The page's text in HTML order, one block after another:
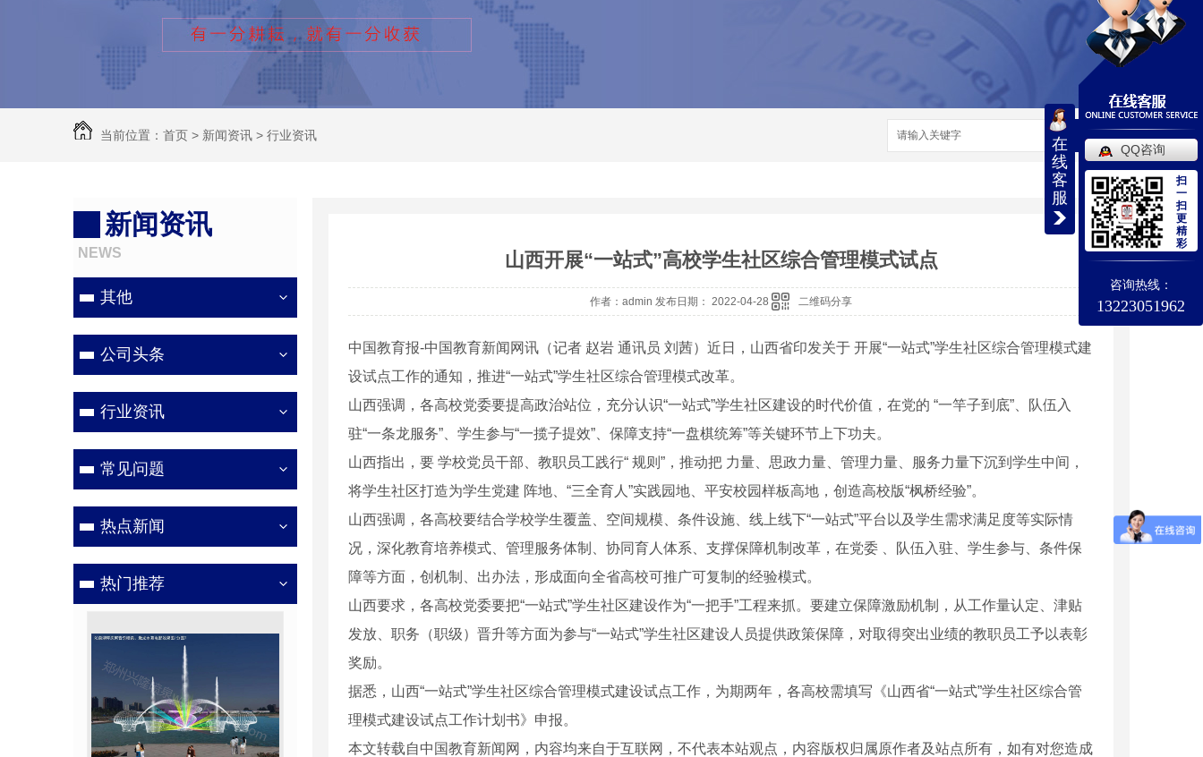
当前位置： 首页 > 新闻资讯 > 行业资讯 搜索
新闻资讯
NEWS
其他
公司头条
行业资讯
常见问题
热点新闻
热门推荐
山西开展“一站式”高校学生社区综合管理模式试点
作者：admin 发布日期： 2022-04-28 二维码分享
中国教育报-中国教育新闻网讯（记者 赵岩 通讯员 刘茜）近日，山西省印发关于 开展“一站式”学生社区综合管理模式建
设试点工作的通知，推进“一站式”学生社区综合管理模式改革。
山西强调，各高校党委要提高政治站位，充分认识“一站式”学生社区建设的时代价值，在党的 “一竿子到底”、队伍入
驻“一条龙服务”、学生参与“一揽子提效”、保障支持“一盘棋统筹”等关键环节上下功夫。
山西指出，要 学校党员干部、教职员工践行“ 规则”，推动把 力量、思政力量、管理力量、服务力量下沉到学生中间，
将学生社区打造为学生党建 阵地、“三全育人”实践园地、平安校园样板高地，创造高校版“枫桥经验”。
山西强调，各高校要结合学校学生覆盖、空间规模、条件设施、线上线下“一站式”平台以及学生需求满足度等实际情
况，深化教育培养模式、管理服务体制、协同育人体系、支撑保障机制改革，在党委 、队伍入驻、学生参与、条件保
障等方面，创机制、出办法，形成面向全省高校可推广可复制的经验模式。
山西要求，各高校党委要把“一站式”学生社区建设作为“一把手”工程来抓。要建立保障激励机制，从工作量认定、津贴
发放、职务（职级）晋升等方面为参与“一站式”学生社区建设人员提供政策保障，对取得突出业绩的教职员工予以表彰
奖励。
据悉，山西“一站式”学生社区综合管理模式建设试点工作，为期两年，各高校需填写《山西省“一站式”学生社区综合管
理模式建设试点工作计划书》申报。
本文转载自中国教育新闻网，内容均来自于互联网，不代表本站观点，内容版权归属原作者及站点所有，如有对您造成
在
线
客
服
QQ咨询
扫
一
扫
更
精
彩
咨询热线：
13223051962